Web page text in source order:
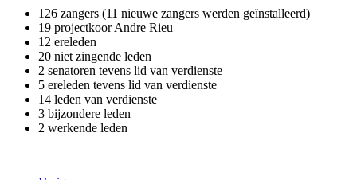
126 zangers (11 nieuwe zangers werden geïnstalleerd)
19 projectkoor Andre Rieu
12 ereleden
20 niet zingende leden
2 senatoren tevens lid van verdienste
5 ereleden tevens lid van verdienste
14 leden van verdienste
3 bijzondere leden
2 werkende leden